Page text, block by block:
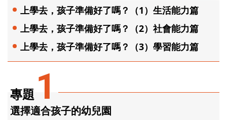
專題 1
選擇適合孩子的幼兒園
上學去，孩子準備好了嗎？（1）生活能力篇
上學去，孩子準備好了嗎？（2）社會能力篇
上學去，孩子準備好了嗎？（3）學習能力篇